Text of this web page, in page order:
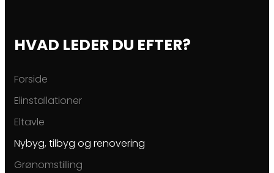
HVAD LEDER DU EFTER?
Forside
Elinstallationer
Eltavle
Nybyg, tilbyg og renovering
Grønomstilling